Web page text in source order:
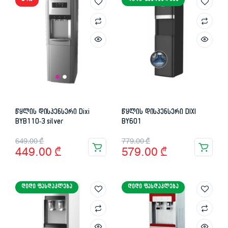
წყლის დისპენსერი Dixi
BYB110-3 silver
649.00₾
Original
price
649.00 ₾.
449.00 ₾
Current
price
449.00 ₾.
წყლის დისპენსერი DIXI
BY601
779.00₾
Original
price
779.00 ₾.
579.00 ₾
Current
price
579.00 ₾.
ᲓᲘᲓᲘ ᲤᲐᲡᲓᲐᲙᲚᲔᲑᲐ ᲓᲘᲓᲘ ᲤᲐᲡᲓᲐᲙᲚᲔᲑᲐ